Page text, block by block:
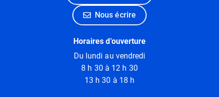
Nous écrire
Horaires d'ouverture
Du lundi au vendredi
8 h 30 à 12 h 30
13 h 30 à 18 h